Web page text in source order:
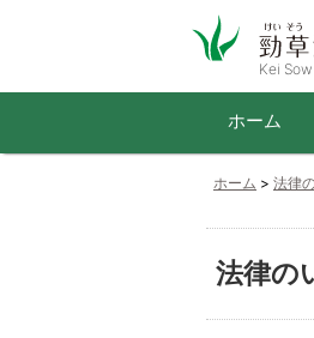
Kei
ホーム
ホーム > 法律
法律の